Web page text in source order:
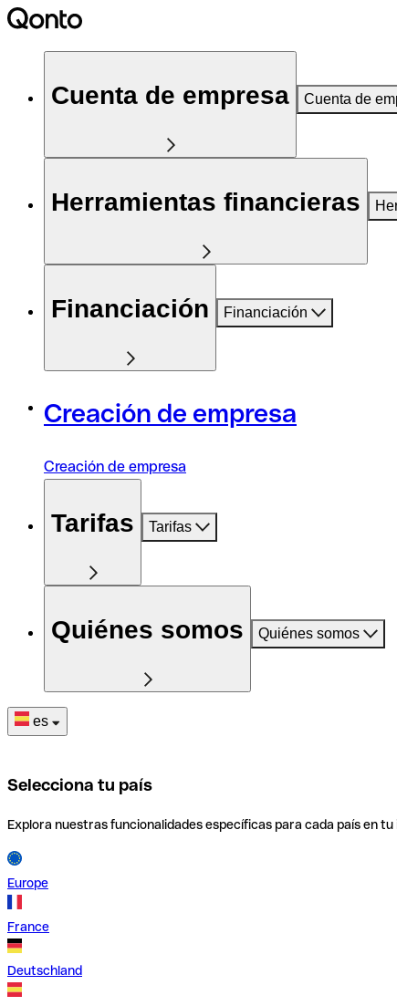
Cuenta de empresa Cuenta de
Herramientas financieras
Financiación Financiación
Creación de empresa
Creación de empresa
Tarifas Tarifas
Quiénes somos Quiénes somos
es
Selecciona tu país
Explora nuestras funcionalidades específicas para cada país en tu
Europe
France
Deutschland